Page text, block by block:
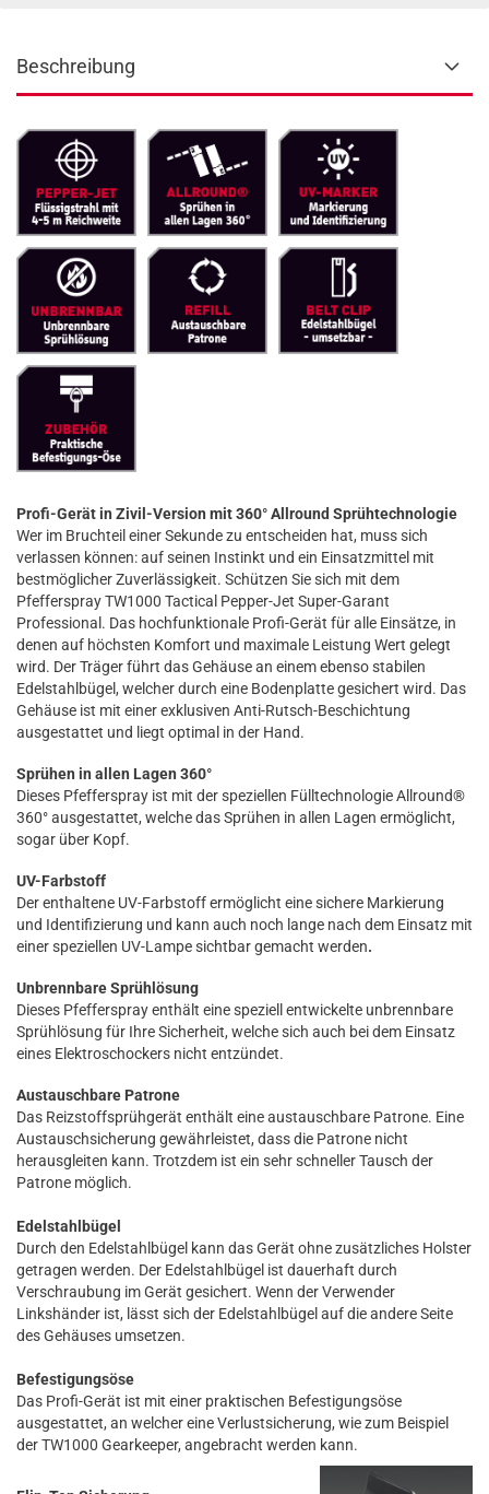
Beschreibung
Profi-Gerät in Zivil-Version mit 360° Allround Sprühtechnologie
Wer im Bruchteil einer Sekunde zu entscheiden hat, muss sich
verlassen können: auf seinen Instinkt und ein Einsatzmittel mit
bestmöglicher Zuverlässigkeit. Schützen Sie sich mit dem
Pfefferspray TW1000 Tactical Pepper-Jet Super-Garant
Professional. Das hochfunktionale Profi-Gerät für alle Einsätze, in
denen auf höchsten Komfort und maximale Leistung Wert gelegt
wird. Der Träger führt das Gehäuse an einem ebenso stabilen
Edelstahlbügel, welcher durch eine Bodenplatte gesichert wird. Das
Gehäuse ist mit einer exklusiven Anti-Rutsch-Beschichtung
ausgestattet und liegt optimal in der Hand.
Sprühen in allen Lagen 360°
Dieses Pfefferspray ist mit der speziellen Fülltechnologie Allround®
360° ausgestattet, welche das Sprühen in allen Lagen ermöglicht,
sogar über Kopf.
UV-Farbstoff
Der enthaltene UV-Farbstoff ermöglicht eine sichere Markierung
und Identifizierung und kann auch noch lange nach dem Einsatz mit
einer speziellen UV-Lampe sichtbar gemacht werden.
Unbrennbare Sprühlösung
Dieses Pfefferspray enthält eine speziell entwickelte unbrennbare
Sprühlösung für Ihre Sicherheit, welche sich auch bei dem Einsatz
eines Elektroschockers nicht entzündet.
Austauschbare Patrone
Das Reizstoffsprühgerät enthält eine austauschbare Patrone. Eine
Austauschsicherung gewährleistet, dass die Patrone nicht
herausgleiten kann. Trotzdem ist ein sehr schneller Tausch der
Patrone möglich.
Edelstahlbügel
Durch den Edelstahlbügel kann das Gerät ohne zusätzliches Holster
getragen werden. Der Edelstahlbügel ist dauerhaft durch
Verschraubung im Gerät gesichert. Wenn der Verwender
Linkshänder ist, lässt sich der Edelstahlbügel auf die andere Seite
des Gehäuses umsetzen.
Befestigungsöse
Das Profi-Gerät ist mit einer praktischen Befestigungsöse
ausgestattet, an welcher eine Verlustsicherung, wie zum Beispiel
der TW1000 Gearkeeper, angebracht werden kann.